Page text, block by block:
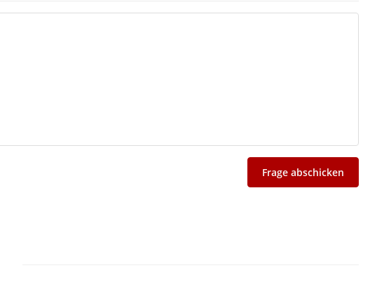
Frage abschicken